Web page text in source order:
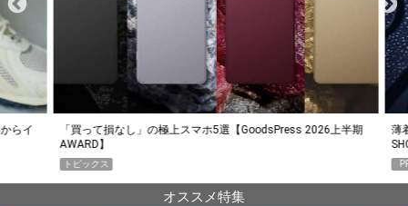
イ
「買って損なし」の極上スマホ5選【GoodsPress 2026上半期
AWARD】
トピックス
薄着
オススメ特集